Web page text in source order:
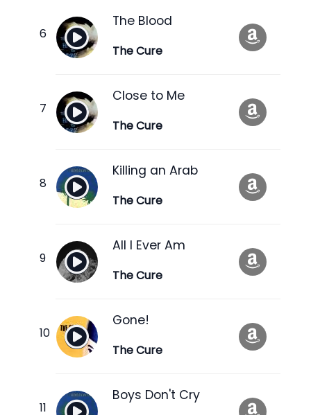
The Blood
The Cure
Close to Me
The Cure
Killing an Arab
The Cure
All I Ever Am
The Cure
Gone!
The Cure
Boys Don't Cry